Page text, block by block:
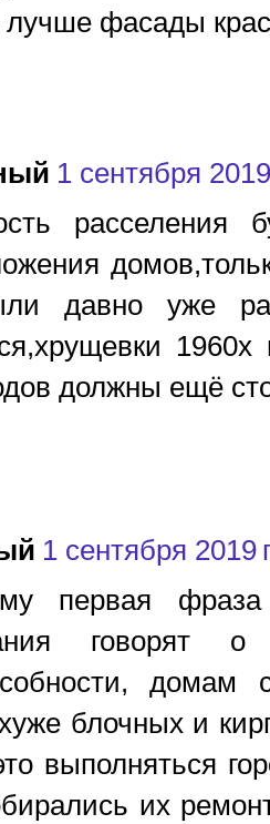
лучше фасады
1 сентября
расселения
давно уже
должны ещё
1 сентября 2019
первая
говорят
блочных и
выполняться
их